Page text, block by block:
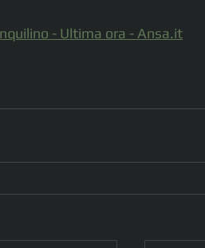
- Ultima ora - Ansa.it